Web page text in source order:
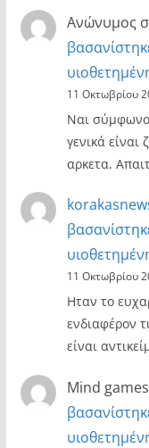
Ανώνυμος
11 Οκτωβρίου
Ναι
γενικά είναι
αρκετα.
11 Οκτωβρίου
Ηταν το
ενδιαφέρον
είναι
Mind games